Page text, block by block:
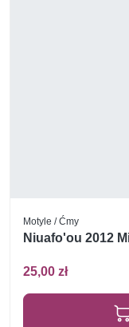
Motyle / Ćmy
Niuafo'ou 2012
25,00 zł